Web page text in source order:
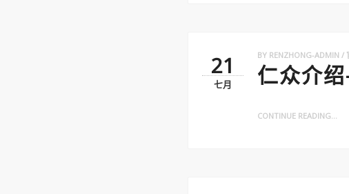
21
七月
BY RENZHONG-ADMIN
仁众介
CONTINUE READING...